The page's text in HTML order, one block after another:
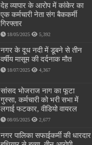
देह व्यापार के आरोप में कांकेर का
एक कर्मचारी नेता संग बैककर्मी
गिरफ्तार
18/05/2025 5,392
नगर के दूध नदी में डूबने से तीन
वर्षीय मासूम की दर्दनाक मौत
18/07/2025 4,367
सांसद भोजराज नाग का फूटा
गुस्सा, कर्मचारी को भरी सभा में
लगाई फटकार, वीडियो वायरल
08/05/2025 2,677
नगर पालिका सफाईकर्मी की धारदार